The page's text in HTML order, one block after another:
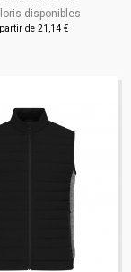
disponibles
de 21,14 €